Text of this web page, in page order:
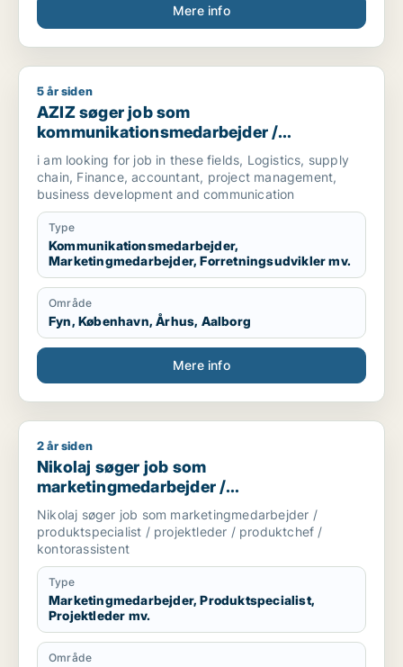
Mere info
AZIZ søger job som kommunikationsmedarbejder /
5 år siden
AZIZ søger job som
kommunikationsmedarbejder /
marketingmedarbejder /
forretningsudvikler /
regnskabsmedarbejder / revisor
i am looking for job in these fields, Logistics, supply
chain, Finance, accountant, project management,
business development and communication
Type
Kommunikationsmedarbejder,
Marketingmedarbejder, Forretningsudvikler mv.
Område
Fyn, København, Århus, Aalborg
Mere info
Nikolaj søger job som marketingmedarbejder /
2 år siden
Nikolaj søger job som
marketingmedarbejder /
produktspecialist / projektleder /
produktchef / kontorassistent
Nikolaj søger job som marketingmedarbejder /
produktspecialist / projektleder / produktchef /
kontorassistent
Type
Marketingmedarbejder, Produktspecialist,
Projektleder mv.
Område